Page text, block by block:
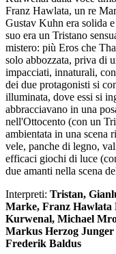
Franz Hawlata, un re
Gustav Kuhn era solida
suo era un Tristano
mistero: più Eros che
solo abbozzata, priva di
impacciati, innaturali,
dei due protagonisti si
illuminata, dove essi si
abbracciavano in una
nell'Ottocento (con un
ambientata in una scena
vele, panche di legno,
efficaci giochi di luce
due amanti nella scena
Interpreti: Tristan,
Marke, Franz Hawlata
Kurwenal, Michael
Markus Herzog Junger
Frederik Baldus